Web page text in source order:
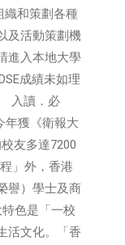
織和策劃各種
及活動策劃機
進入本地大學
成績未如理
入讀．必
年獲《衛報大
友多達7200
」外，香港
譽）學士及商
色是「一校
活文化。「香